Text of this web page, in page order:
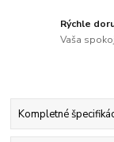
Rýchle
Vaša
Kompletné